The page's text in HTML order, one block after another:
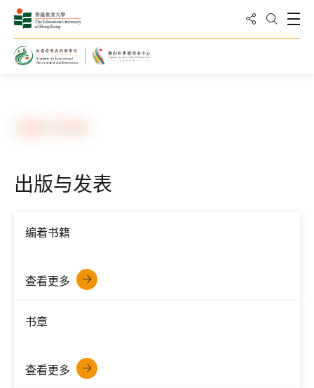
分享到打开搜
打
出版与发表
编着书籍
查看更多
书章
查看更多